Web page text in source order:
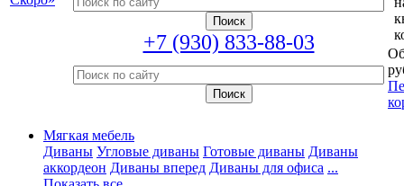
+7 (930) 833-88-03
Мягкая мебель
Диваны Угловые диваны Готовые диваны Диваны
аккордеон Диваны вперед Диваны для офиса ...